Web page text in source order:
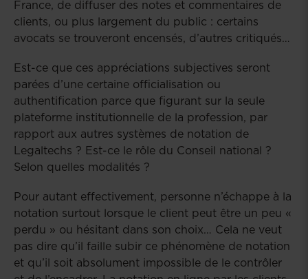
France, de diffuser des notes et commentaires de
clients, ou plus largement du public : certains
avocats se trouveront encensés, d’autres critiqués…
Est-ce que ces appréciations subjectives seront
parées d’une certaine officialisation ou
authentification parce que figurant sur la seule
plateforme institutionnelle de la profession, par
rapport aux autres systèmes de notation de
Legaltechs ? Est-ce le rôle du Conseil national ?
Selon quelles modalités ?
Pour autant effectivement, personne n’échappe à la
notation surtout lorsque le client peut être un peu «
perdu » ou hésitant dans son choix… Cela ne veut
pas dire qu’il faille subir ce phénomène de notation
et qu’il soit absolument impossible de le contrôler